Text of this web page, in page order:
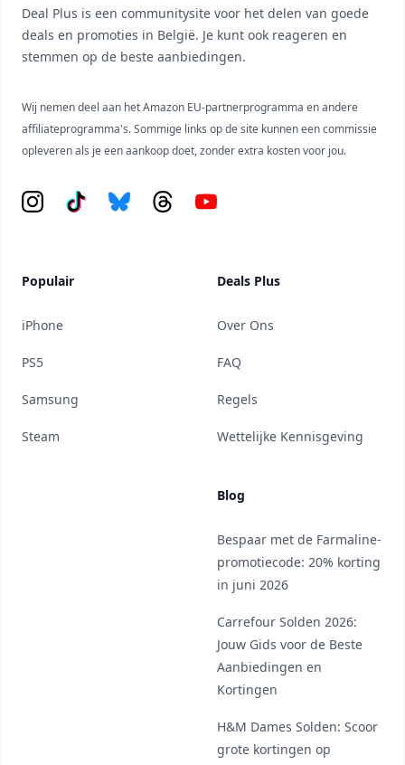
Deal Plus is een communitysite voor het delen van goede
deals en promoties in België. Je kunt ook reageren en
stemmen op de beste aanbiedingen.
Wij nemen deel aan het Amazon EU-partnerprogramma en andere
affiliateprogramma's. Sommige links op de site kunnen een commissie
opleveren als je een aankoop doet, zonder extra kosten voor jou.
Instagram
Tiktok BlueskyThreadsYouTube
Populair
iPhone
PS5
Samsung
Steam
Deals Plus
Over Ons
FAQ
Regels
Wettelijke Kennisgeving
Blog
Bespaar met de Farmaline-
promotiecode: 20% korting
in juni 2026
Carrefour Solden 2026:
Jouw Gids voor de Beste
Aanbiedingen en
Kortingen
H&M Dames Solden: Scoor
grote kortingen op